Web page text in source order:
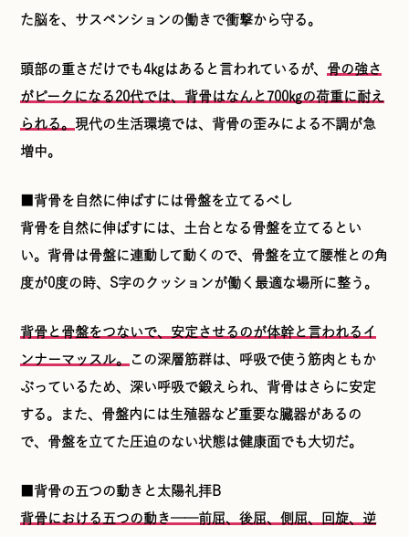
た脳を、サスペンションの働きで衝撃から守る。
頭部の重さだけでも4㎏はあると言われているが、 骨の強さ
がピークになる20代では、背骨はなんと700㎏の荷重に耐え
られる。 現代の生活環境では、背骨の歪みによる不調が急
増中。
■背骨を自然に伸ばすには骨盤を立てるべし
背骨を自然に伸ばすには、土台となる骨盤を立てるとい
い。背骨は骨盤に連動して動くので、骨盤を立て腰椎との角
度が0度の時、S字のクッションが働く最適な場所に整う。
背骨と骨盤をつないで、安定させるのが体幹と言われるイ
ンナーマッスル。
この深層筋群は、呼吸で使う筋肉ともか
ぶっているため、深い呼吸で鍛えられ、背骨はさらに安定
する。また、骨盤内には生殖器など重要な臓器があるの
で、骨盤を立てた圧迫のない状態は健康面でも大切だ。
■背骨の五つの動きと太陽礼拝B
背骨における五つの動き──前屈、後屈、側屈、回旋、逆